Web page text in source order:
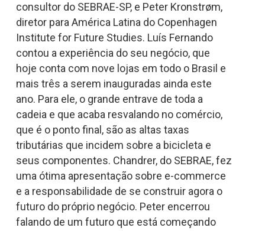
consultor do SEBRAE-SP,​ e Peter Kronstrøm​,
diretor para América Latina do Copenhagen
Institute for Future Studies. Luís Fernando
contou a experiência do seu negócio,​ que
hoje conta com nove lojas em todo o Brasil e
mais três a serem inauguradas ainda este
ano. Para ele​, o grande entrave de toda a
cadeia e que acaba resvalando no comércio​,
que é o ponto final​, são as altas taxas
tributárias que incidem sobre a bicicleta e
seus componentes​. Chandrer, do SEBRAE, fez
uma ótima apresentação sobre e-commerce
e a responsabilidade de se construir agora o
futuro do próprio negócio​. Peter encerrou
falando de um futuro que está começando